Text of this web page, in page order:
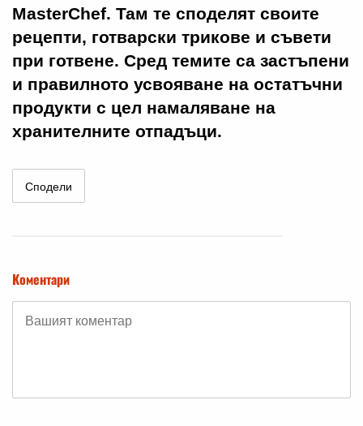
MasterChef. Там те споделят своите
рецепти, готварски трикове и съвети
при готвене. Сред темите са застъпени
и правилното усвояване на остатъчни
продукти с цел намаляване на
хранителните отпадъци.
Сподели
Коментари